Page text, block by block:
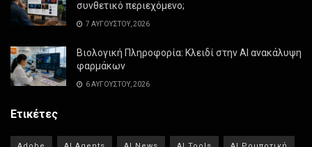
συνθετικό περιεχόμενο;
7 ΑΥΓΟΎΣΤΟΥ, 2026
Βιολογική Πληροφορία: Κλειδί στην AI ανακάλυψη
φαρμάκων
6 ΑΥΓΟΎΣΤΟΥ, 2026
Ετικέτες